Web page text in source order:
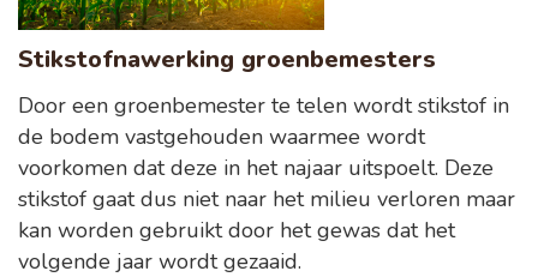
Stikstofnawerking groenbemesters
Door een groenbemester te telen wordt stikstof in
de bodem vastgehouden waarmee wordt
voorkomen dat deze in het najaar uitspoelt. Deze
stikstof gaat dus niet naar het milieu verloren maar
kan worden gebruikt door het gewas dat het
volgende jaar wordt gezaaid.